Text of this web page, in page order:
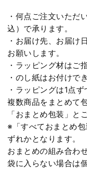
・何点ご注文いただ
込）で承ります。
・お届け先、お届け
お願いします。
・ラッピング材はご
・のし紙はお付けで
・ラッピングは1点
複数商品をまとめて
「おまとめ包装」と
※「すべておまとめ
ずれかとなります。
おまとめの組み合わ
袋に入らない場合は